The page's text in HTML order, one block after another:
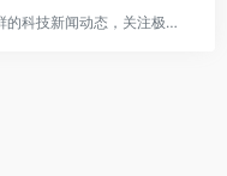
极客公园聚焦互联网领域，跟踪新鲜的科技新闻动态，关注极具创新精神的科技产品。